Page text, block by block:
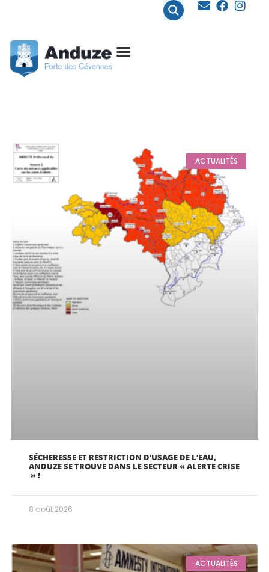
ACTUALITÉS
SÉCHERESSE ET RESTRICTION D’USAGE DE L’EAU,
ANDUZE SE TROUVE DANS LE SECTEUR « ALERTE CRISE
» !
8 août 2026
ACTUALITÉS